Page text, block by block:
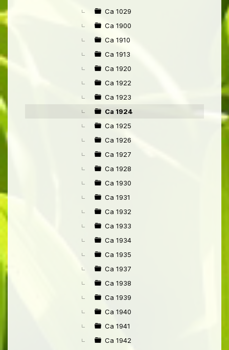
►
Ca 1029
Ca 1900
Ca 1910
Ca 1913
Ca 1920
Ca 1922
Ca 1923
Ca 1924
Ca 1925
Ca 1926
Ca 1927
Ca 1928
Ca 1930
Ca 1931
Ca 1932
Ca 1933
Ca 1934
Ca 1935
Ca 1937
Ca 1938
Ca 1939
Ca 1940
Ca 1941
Ca 1942